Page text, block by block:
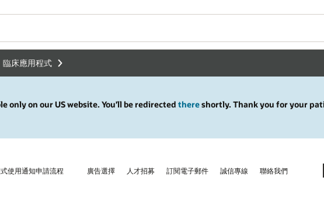
臨床應用程式
on our US website. You’ll be redirected thereshortly. Thank you for your
使用通知申請流程 廣告選擇 人才招募 訂閱電子郵件 誠信專線 聯絡我們